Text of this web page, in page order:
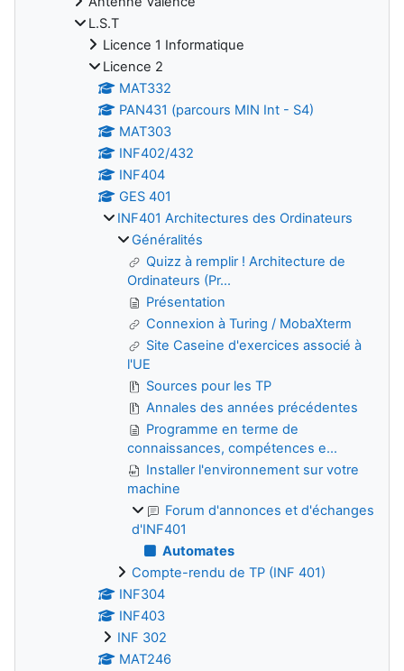
L.S.T
Licence 1 Informatique
Licence 2
MAT332
PAN431 (parcours MIN Int - S4)
MAT303
INF402/432
INF404
GES 401
INF401 Architectures des Ordinateurs
Généralités
Quizz à remplir ! Architecture de
Ordinateurs (Pr...
Présentation
Connexion à Turing / MobaXterm
Site Caseine d'exercices associé à
l'UE
Sources pour les TP
Annales des années précédentes
Programme en terme de
connaissances, compétences e...
Installer l'environnement sur votre
machine
Forum d'annonces et d'échanges
d'INF401
Automates
Compte-rendu de TP (INF 401)
INF304
INF403
INF 302
MAT246